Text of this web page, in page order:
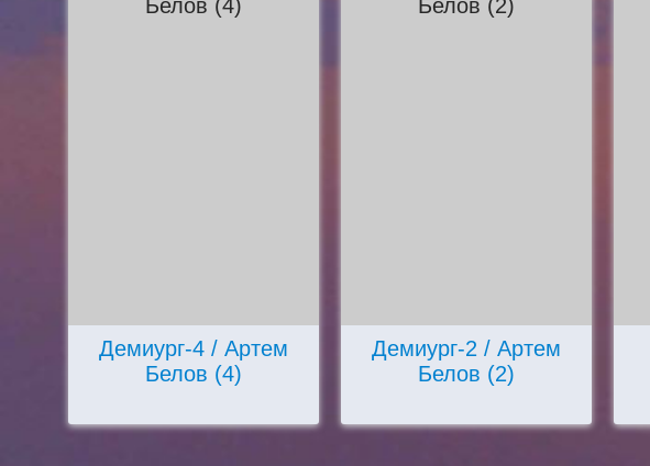
Демиург-4 / Артем
Белов (4)
Демиург-2 / Артем
Белов (2)